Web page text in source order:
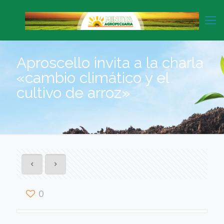
Aproscello invita a la charla
«cambio climático y el
cultivo de arroz»
0